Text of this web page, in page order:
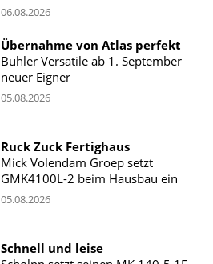
06.08.2026
Übernahme von Atlas perfekt
Buhler Versatile ab 1. September
neuer Eigner
05.08.2026
Ruck Zuck Fertighaus
Mick Volendam Groep setzt
GMK4100L-2 beim Hausbau ein
05.08.2026
Schnell und leise